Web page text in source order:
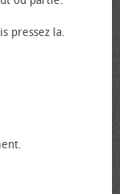
pressez la.